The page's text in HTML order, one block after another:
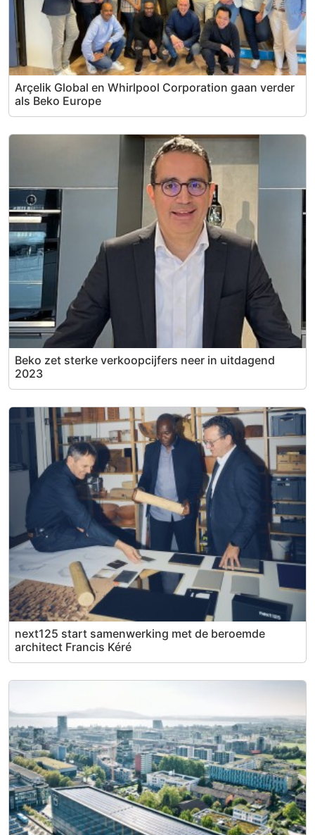
Arçelik Global en Whirlpool Corporation gaan verder
als Beko Europe
Beko zet sterke verkoopcijfers neer in uitdagend
2023
next125 start samenwerking met de beroemde
architect Francis Kéré